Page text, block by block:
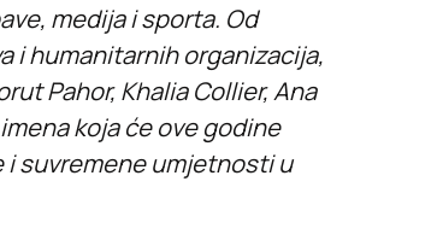
medija i sporta. Od
i humanitarnih organizacija,
Pahor, Khalia Collier, Ana
koja će ove godine
i suvremene umjetnosti u